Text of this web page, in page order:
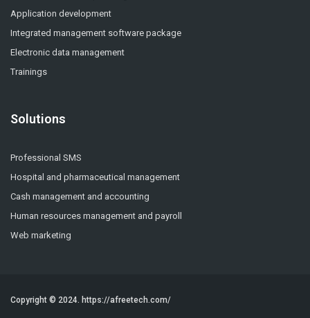
Application development
Integrated management software package
Electronic data management
Trainings
Solutions
Professional SMS
Hospital and pharmaceutical management
Cash management and accounting
Human resources management and payroll
Web marketing
Copyright © 2024. https://afreetech.com/